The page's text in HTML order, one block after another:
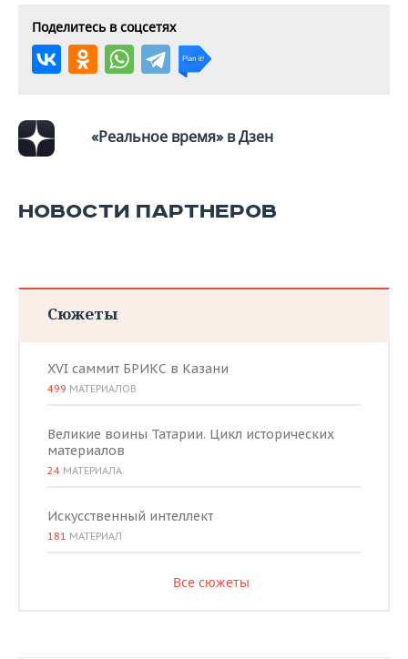
Поделитесь в соцсетях
«Реальное время» в Дзен
НОВОСТИ ПАРТНЕРОВ
Сюжеты
XVI саммит БРИКС в Казани
499 МАТЕРИАЛОВ
Великие воины Татарии. Цикл исторических
материалов
24 МАТЕРИАЛА
Искусственный интеллект
181 МАТЕРИАЛ
Все сюжеты